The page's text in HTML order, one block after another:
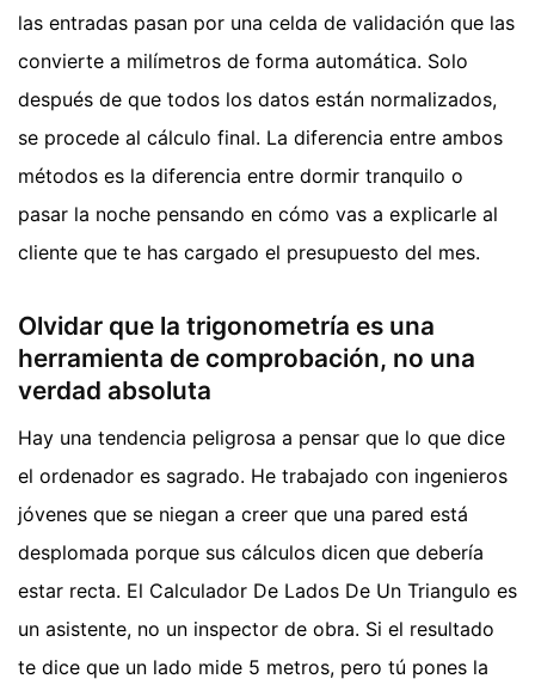
las entradas pasan por una celda de validación que las
convierte a milímetros de forma automática. Solo
después de que todos los datos están normalizados,
se procede al cálculo final. La diferencia entre ambos
métodos es la diferencia entre dormir tranquilo o
pasar la noche pensando en cómo vas a explicarle al
cliente que te has cargado el presupuesto del mes.
Olvidar que la trigonometría es una
herramienta de comprobación, no una
verdad absoluta
Hay una tendencia peligrosa a pensar que lo que dice
el ordenador es sagrado. He trabajado con ingenieros
jóvenes que se niegan a creer que una pared está
desplomada porque sus cálculos dicen que debería
estar recta. El Calculador De Lados De Un Triangulo es
un asistente, no un inspector de obra. Si el resultado
te dice que un lado mide 5 metros, pero tú pones la